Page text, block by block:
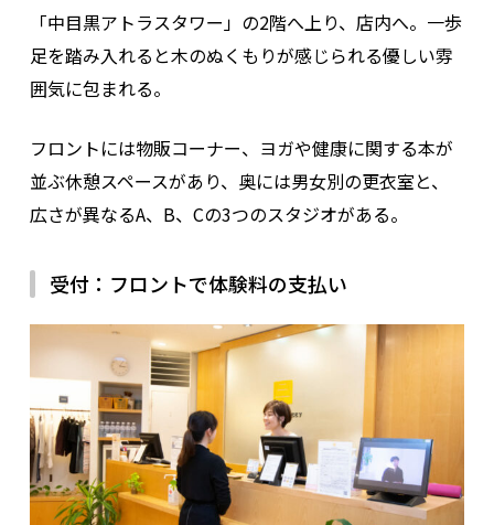
「中目黒アトラスタワー」の2階へ上り、店内へ。一歩
足を踏み入れると木のぬくもりが感じられる優しい雰
囲気に包まれる。
フロントには物販コーナー、ヨガや健康に関する本が
並ぶ休憩スペースがあり、奥には男女別の更衣室と、
広さが異なるA、B、Cの3つのスタジオがある。
受付：フロントで体験料の支払い